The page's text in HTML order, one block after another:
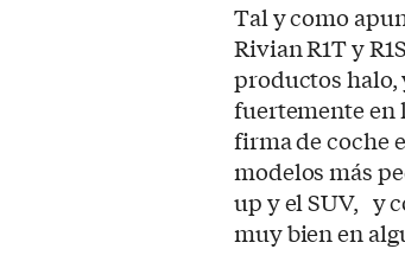
Tal y como
Rivian R1T y
productos halo,
fuertemente en
firma de coche
modelos más
up y el SUV, y
muy bien en